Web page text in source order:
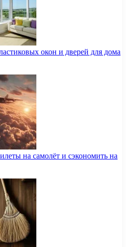
окон и дверей для дома
на самолёт и сэкономить на